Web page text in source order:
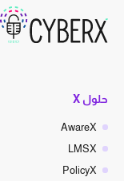
حلول X
AwareX
LMSX
PolicyX